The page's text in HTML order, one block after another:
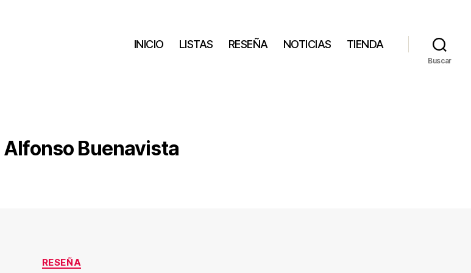
INICIO LISTAS RESEÑA NOTICIAS TIENDA
Buscar
Alfonso Buenavista
Categorías
RESEÑA